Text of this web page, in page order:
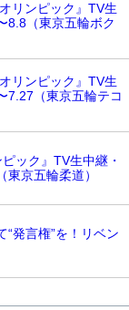
リンピック』TV生
8.8（東京五輪ボク
リンピック』TV生
7.27（東京五輪テコ
ック』TV生中継・
京五輪柔道）
“発言権”を！リベン